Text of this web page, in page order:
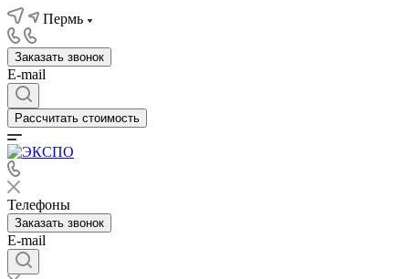
Пермь
Заказать звонок
E-mail
Рассчитать стоимость
Телефоны
Заказать звонок
E-mail